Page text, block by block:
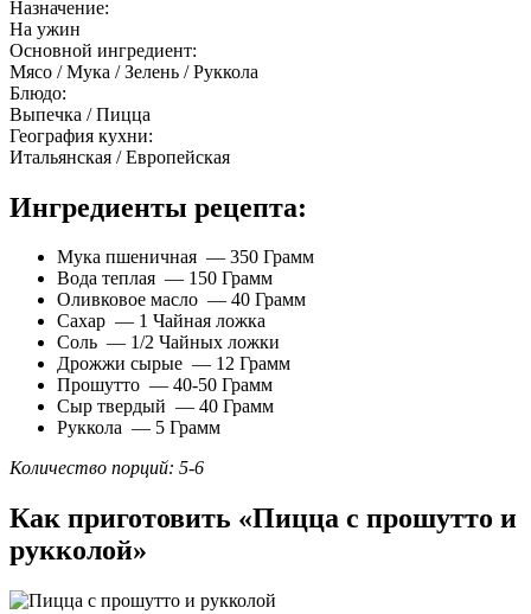
Назначение:
На ужин
Основной ингредиент:
Мясо / Мука / Зелень / Руккола
Блюдо:
Выпечка / Пицца
География кухни:
Итальянская / Европейская
Ингредиенты рецепта:
Мука пшеничная — 350 Грамм
Вода теплая — 150 Грамм
Оливковое масло — 40 Грамм
Сахар — 1 Чайная ложка
Соль — 1/2 Чайных ложки
Дрожжи сырые — 12 Грамм
Прошутто — 40-50 Грамм
Сыр твердый — 40 Грамм
Руккола — 5 Грамм
Количество порций: 5-6
Как приготовить «Пицца с прошутто и
рукколой»